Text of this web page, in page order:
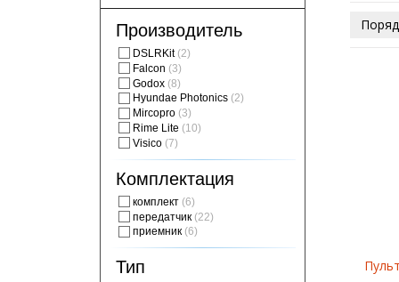
Производитель
DSLRKit (2)
Falcon (3)
Godox (8)
Hyundae Photonics (2)
Mircopro (3)
Rime Lite (10)
Visico (7)
Комплектация
комплект (6)
передатчик (22)
приемник (6)
Тип